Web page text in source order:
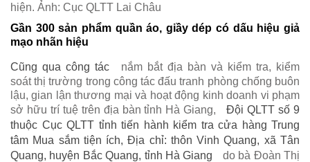
hiện. Ảnh: Cục QLTT Lai Châu
Gần 300 sản phẩm quần áo, giầy dép có dấu hiệu giả
mạo nhãn hiệu
Cũng qua công tác
nắm bắt địa bàn và kiểm tra, kiểm
soát thị trường trong công tác đấu tranh phòng chống buôn
lậu, gian lận thương mại và hoạt động kinh doanh vi phạm
sở hữu trí tuệ trên địa bàn tỉnh Hà Giang,
Đội QLTT số 9
thuộc Cục QLTT tỉnh tiến hành kiểm tra cửa hàng Trung
tâm Mua sắm tiện ích, Địa chỉ: thôn Vinh Quang, xã Tân
Quang, huyện Bắc Quang, tỉnh Hà Giang
do bà Đoàn Thị